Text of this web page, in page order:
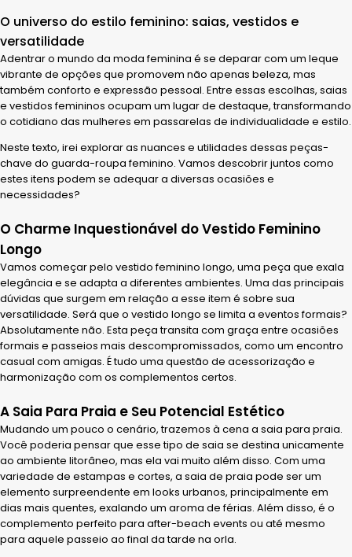
O universo do estilo feminino: saias, vestidos e
versatilidade
Adentrar o mundo da moda feminina é se deparar com um leque
vibrante de opções que promovem não apenas beleza, mas
também conforto e expressão pessoal. Entre essas escolhas, saias
e vestidos femininos ocupam um lugar de destaque, transformando
o cotidiano das mulheres em passarelas de individualidade e estilo.
Neste texto, irei explorar as nuances e utilidades dessas peças-
chave do guarda-roupa feminino. Vamos descobrir juntos como
estes itens podem se adequar a diversas ocasiões e
necessidades?
O Charme Inquestionável do Vestido Feminino
Longo
Vamos começar pelo vestido feminino longo, uma peça que exala
elegância e se adapta a diferentes ambientes. Uma das principais
dúvidas que surgem em relação a esse item é sobre sua
versatilidade. Será que o vestido longo se limita a eventos formais?
Absolutamente não. Esta peça transita com graça entre ocasiões
formais e passeios mais descompromissados, como um encontro
casual com amigas. É tudo uma questão de acessorização e
harmonização com os complementos certos.
A Saia Para Praia e Seu Potencial Estético
Mudando um pouco o cenário, trazemos à cena a saia para praia.
Você poderia pensar que esse tipo de saia se destina unicamente
ao ambiente litorâneo, mas ela vai muito além disso. Com uma
variedade de estampas e cortes, a saia de praia pode ser um
elemento surpreendente em looks urbanos, principalmente em
dias mais quentes, exalando um aroma de férias. Além disso, é o
complemento perfeito para after-beach events ou até mesmo
para aquele passeio ao final da tarde na orla.